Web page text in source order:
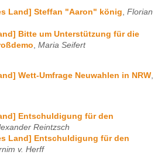
Land] Steffan "Aaron" könig, Florian
Bitte um Unterstützung für die
, Maria Seifert
Wett-Umfrage Neuwahlen in NRW
Entschuldigung für den
Reintzsch
Land] Entschuldigung für den
v. Herff